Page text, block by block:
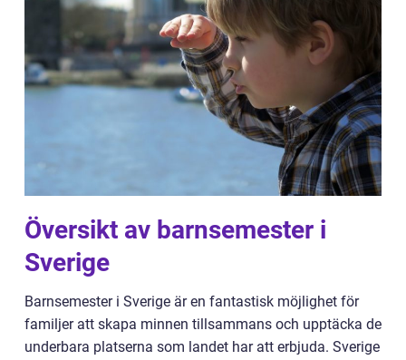
Översikt av barnsemester i
Sverige
Barnsemester i Sverige är en fantastisk möjlighet för
familjer att skapa minnen tillsammans och upptäcka de
underbara platserna som landet har att erbjuda. Sverige